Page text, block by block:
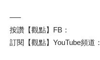
—–
按讚【觀點】FB：
訂閱【觀點】YouTube頻道：